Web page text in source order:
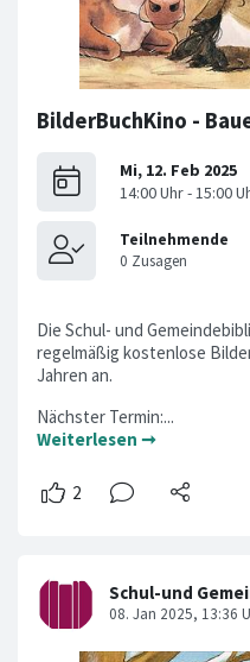
BilderBuchKino -
Die Schul- und
regelmäßig kostenlose
Jahren an.
Nächster Termin:...
Weiterlesen ➞